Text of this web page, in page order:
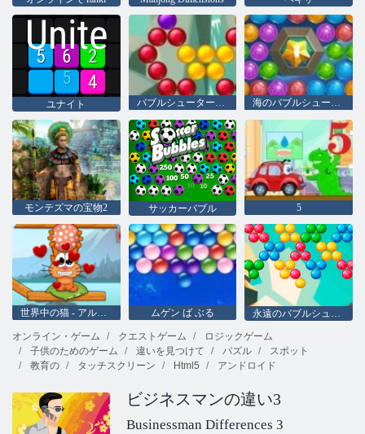
ユナイト バブルシューター佐賀 海のバブルシューター
モンテズマの宝物2 サッカーバブル 5
世界中の猫 - アルパイン湖 ムゲン ば ぶる
永遠のバブルシューター
オンライン・ゲーム
クエストゲーム
ロジックゲーム
子供のためのゲーム
違いを見つけて パズル
スポット
教育の
タッチスクリーン Html5 アンドロイド
ビジネスマンの違い3
Businessman Differences 3